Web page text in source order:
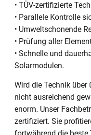
• TÜV-zertifizierte
• Parallele Kontrolle
• Umweltschonende
• Prüfung aller
• Schnelle und
Solarmodulen.
Wird die Technik über
nicht ausreichend
enorm. Unser
zertifiziert. Sie